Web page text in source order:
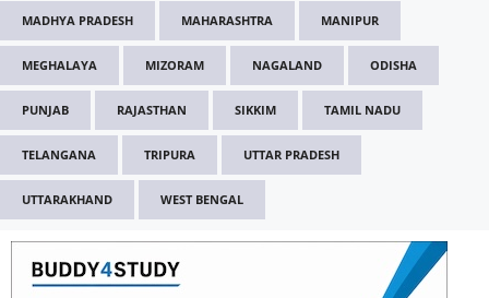
MADHYA PRADESH MAHARASHTRA MANIPUR
MEGHALAYA MIZORAM NAGALAND ODISHA
PUNJAB RAJASTHAN SIKKIM TAMIL NADU
TELANGANA TRIPURA UTTAR PRADESH
UTTARAKHAND WEST BENGAL